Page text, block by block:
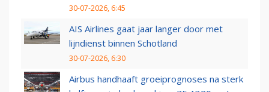
30-07-2026, 6:45
AIS Airlines gaat jaar langer door met
lijndienst binnen Schotland
30-07-2026, 6:30
Airbus handhaaft groeiprognoses na sterk